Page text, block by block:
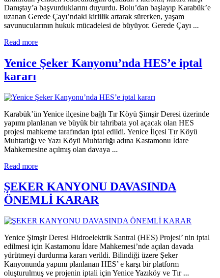
Danıştay’a başvurduklarını duyurdu. Bolu’dan başlayıp Karabük’e
uzanan Gerede Çayı’ndaki kirlilik artarak sürerken, yaşam
savunucularının hukuk mücadelesi de büyüyor. Gerede Çayı ...
Read more
Yenice Şeker Kanyonu’nda HES’e iptal
kararı
Karabük’ün Yenice ilçesine bağlı Tır Köyü Şimşir Deresi üzerinde
yapımı planlanan ve büyük bir tahribata yol açacak olan HES
projesi mahkeme tarafından iptal edildi. Yenice İlçesi Tır Köyü
Muhtarlığı ve Yazı Köyü Muhtarlığı adına Kastamonu İdare
Mahkemesine açılmış olan davaya ...
Read more
ŞEKER KANYONU DAVASINDA
ÖNEMLİ KARAR
Yenice Şimşir Deresi Hidroelektrik Santral (HES) Projesi’ nin iptal
edilmesi için Kastamonu İdare Mahkemesi’nde açılan davada
yürütmeyi durdurma kararı verildi. Bilindiği üzere Şeker
Kanyonunda yapımı planlanan HES’ e karşı bir platform
oluşturulmuş ve projenin iptali için Yenice Yazıköy ve Tır ...